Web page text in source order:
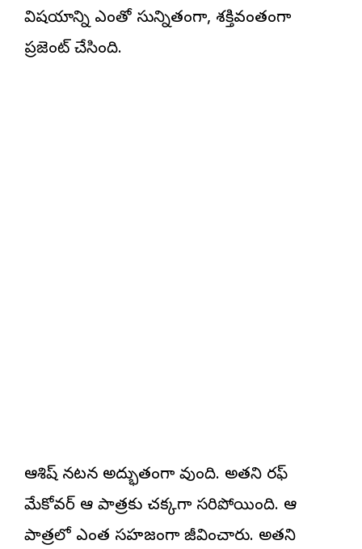
విషయాన్ని ఎంతో సున్నితంగా, శక్తివంతంగా
ప్రజెంట్ చేసింది.
ఆశిష్ నటన అద్భుతంగా వుంది. అతని రఫ్
మేకోవర్ ఆ పాత్రకు చక్కగా సరిపోయింది. ఆ
పాత్రలో ఎంత సహజంగా జీవించారు. అతని